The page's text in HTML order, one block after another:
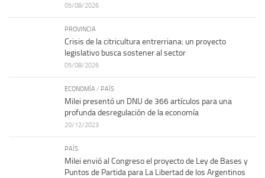
05/08/2026
PROVINCIA
Crisis de la citricultura entrerriana: un proyecto
legislativo busca sostener al sector
05/08/2026
ECONOMÍA / PAÍS
Milei presentó un DNU de 366 artículos para una
profunda desregulación de la economía
20/12/2023
PAÍS
Milei envió al Congreso el proyecto de Ley de Bases y
Puntos de Partida para La Libertad de los Argentinos